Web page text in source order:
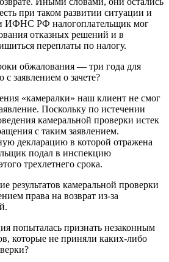
при таком развитии ситуации и
ИФНС РФ налогоплательщик мог
отказных решений и в
переплаты по налогу.
обжалования — три года для
заявлением о зачете?
«камералки» наш клиент не смог
Поскольку по истечении
камеральной проверки истек
с таким заявлением.
декларацию в которой отражена
подал в инспекцию
трехлетнего срока.
результатов камеральной проверки
права на возврат из-за
попыталась признать незаконным
которые не приняли каких-либо